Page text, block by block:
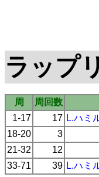
ラップ
周 周回数
1-17
17 L.ハミ
18-20
3
21-32
12
33-71
39 L.ハミ